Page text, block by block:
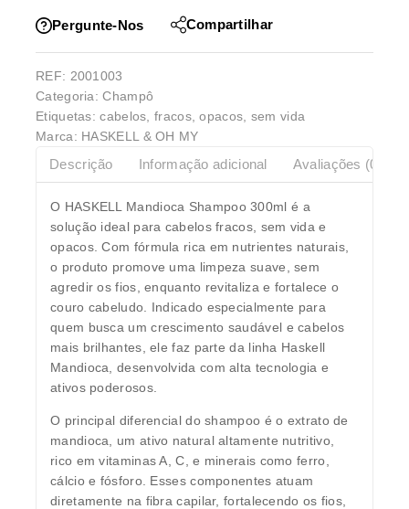
Pergunte-Nos Compartilhar
REF: 2001003
Categoria:Champô
Etiquetas:cabelos ,fracos,opacos sem vida
Marca: HASKELL & OH MY
Descrição Informação adicional Avaliações (0)
O HASKELL Mandioca Shampoo 300ml é a
solução ideal para cabelos fracos, sem vida e
opacos. Com fórmula rica em nutrientes naturais,
o produto promove uma limpeza suave, sem
agredir os fios, enquanto revitaliza e fortalece o
couro cabeludo. Indicado especialmente para
quem busca um crescimento saudável e cabelos
mais brilhantes, ele faz parte da linha Haskell
Mandioca, desenvolvida com alta tecnologia e
ativos poderosos.
O principal diferencial do shampoo é o extrato de
mandioca , um ativo natural altamente nutritivo,
rico emvitaminas A, C , e minerais comoferro,
cálcio e fósforo. Esses componentes atuam
diretamente na fibra capilar, fortalecendo os fios,